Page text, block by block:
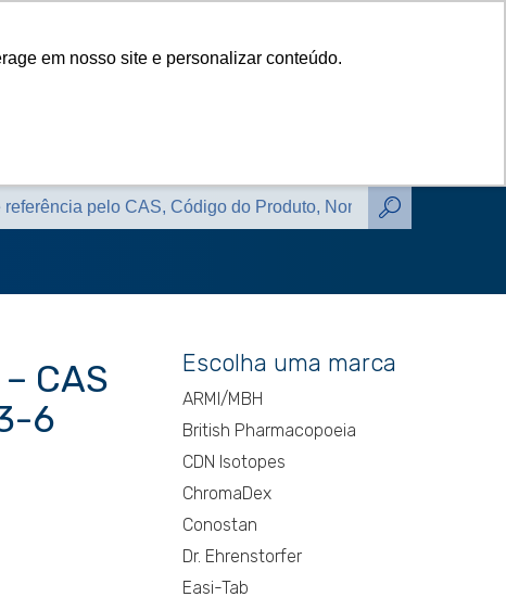
em nosso site e personalizar conteúdo.
Catálogos Contato Blog
CAS
6
Escolha uma marca
ARMI/MBH
British Pharmacopoeia
CDN Isotopes
ChromaDex
Conostan
Dr. Ehrenstorfer
Easi-Tab